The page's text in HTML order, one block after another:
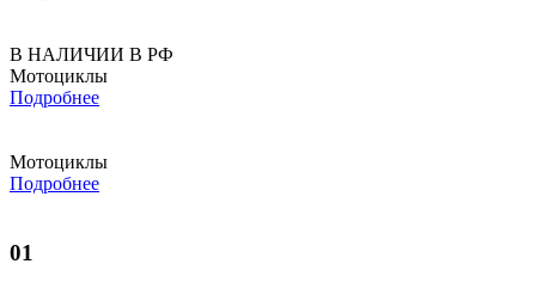
В НАЛИЧИИ В РФ
Мотоциклы
Подробнее
Мотоциклы
Подробнее
01